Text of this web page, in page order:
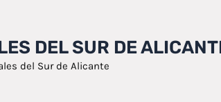
DEL SUR DE
del Sur de Alicante